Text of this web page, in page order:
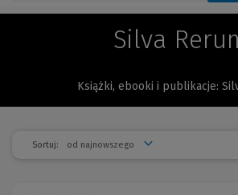
Silva
Książki, ebooki i publikacje:
Sortuj: